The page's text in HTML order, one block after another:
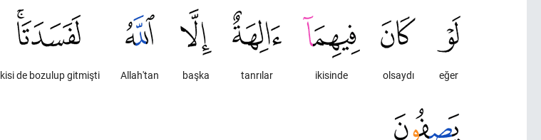
eğer
olsaydı
ikisinde
tanrılar
başka
Allah'tan
de bozulup gitmişti